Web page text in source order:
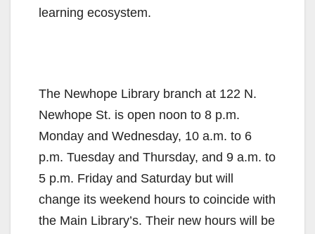
learning ecosystem.
The Newhope Library branch at 122 N.
Newhope St. is open noon to 8 p.m.
Monday and Wednesday, 10 a.m. to 6
p.m. Tuesday and Thursday, and 9 a.m. to
5 p.m. Friday and Saturday but will
change its weekend hours to coincide with
the Main Library’s. Their new hours will be